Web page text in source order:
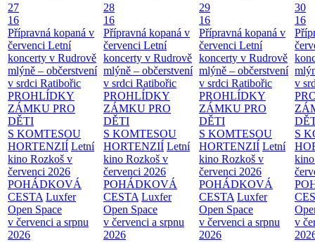
27
16
Přípravná kopaná v
červenci Letní
koncerty v Rudrově
mlýně – občerstvení
v srdci Ratibořic
PROHLÍDKY
ZÁMKU PRO
DĚTI
S KOMTESOU
HORTENZIÍ Letní
kino Rozkoš v
červenci 2026
POHÁDKOVÁ
CESTA Luxfer
Open Space
v červenci a srpnu
2026
28
16
Přípravná kopaná v
červenci Letní
koncerty v Rudrově
mlýně – občerstvení
v srdci Ratibořic
PROHLÍDKY
ZÁMKU PRO
DĚTI
S KOMTESOU
HORTENZIÍ Letní
kino Rozkoš v
červenci 2026
POHÁDKOVÁ
CESTA Luxfer
Open Space
v červenci a srpnu
2026
29
16
Přípravná kopaná v
červenci Letní
koncerty v Rudrově
mlýně – občerstvení
v srdci Ratibořic
PROHLÍDKY
ZÁMKU PRO
DĚTI
S KOMTESOU
HORTENZIÍ Letní
kino Rozkoš v
červenci 2026
POHÁDKOVÁ
CESTA Luxfer
Open Space
v červenci a srpnu
2026
30
16
v
S
v